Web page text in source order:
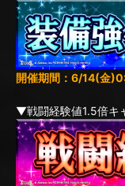
開催期間：6/14(金
▼戦闘経験値1.5倍キ